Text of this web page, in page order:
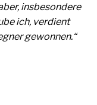
insbesondere
ich, verdient
gewonnen.“